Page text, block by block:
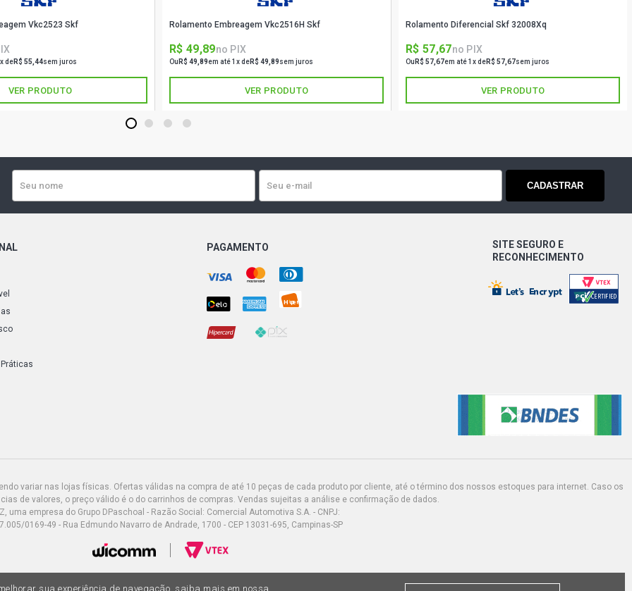
Vkc2523 Skf
deR$ 55,44sem juros
VER PRODUTO
Rolamento Embreagem Vkc2516H Skf
R$ 49,89no PIX
Ou R$ 49,89em até 1x deR$ 49,89sem juros
VER PRODUTO
Rolamento Diferencial Skf 32008Xq
R$ 57,67no PIX
Ou R$ 57,67em até 1x deR$ 57,67sem juros
VER PRODUTO
1 2 3 4
CADASTRAR
PAGAMENTO
SITE SEGURO E
RECONHECIMENTO
variar nas lojas físicas. Ofertas válidas na compra de até 10 peças de cada produto por cliente, até o término dos nossos estoques para internet. Caso os
de valores, o preço válido é o do carrinhos de compras. Vendas sujeitas a análise e confirmação de dados.
uma empresa do Grupo DPaschoal - Razão Social: Comercial Automotiva S.A. - CNPJ:
0169-49 - Rua Edmundo Navarro de Andrade, 1700 - CEP 13031-695, Campinas-SP
sua experiência de navegação, saiba mais em nossa